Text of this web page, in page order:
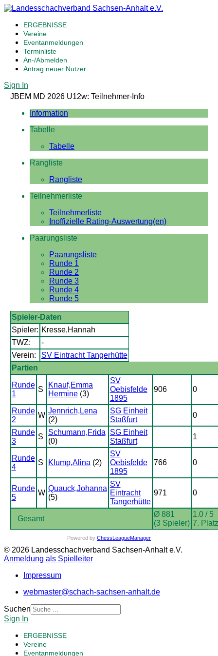
ERGEBNISSE
Vereine
Eventanmeldungen
Terminliste
An-/Abmelden
Antrag neuer Nutzer
Sign In
JBEM MD 2026 U12w: Teilnehmer-Info
Information
Tabelle
Tabelle
Rangliste
Rangliste
Teilnehmerliste
Teilnehmerliste
Inoffizielle Rating-Auswertung(en)
Paarungsliste
Paarungsliste
Runde 1
Runde 2
Runde 3
Runde 4
Runde 5
Spieler-Daten
Spieler: Kresse,Hannah
TWZ:
-
Verein:
SV Eintracht Tangerhütte
Partien
Runde
1
S
Knauf,Emma
Hermine(3)
SV
Oebisfelde
1895
906 0
Runde
2
W
Jennrich,Lena
(2)
SG Einheit
Staßfurt
0
Runde
3
S
Schumann,Frida
(0)
SG Einheit
Staßfurt
1
Runde
4
S Klump,Alina (2)
SV
Oebisfelde
1895
766 0
Runde
5
W
Quauck,Johanna
(5)
SV
Eintracht
Tangerhütte
971 0
Gesamt
Ø 881
(3 Spieler)
1.0 / 5
7. Platz
Powered by ChessLeagueManager
© 2026 Landesschachverband Sachsen-Anhalt e.V.
Anmeldung als Spielleiter
Impressum
webmaster@schach-sachsen-anhalt.de
Suchen
Sign In
ERGEBNISSE
Vereine
Eventanmeldungen